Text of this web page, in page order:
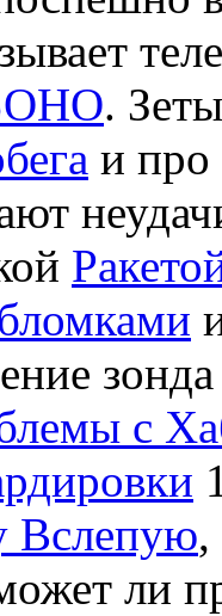
.
и про
с
Вслепую,
ли